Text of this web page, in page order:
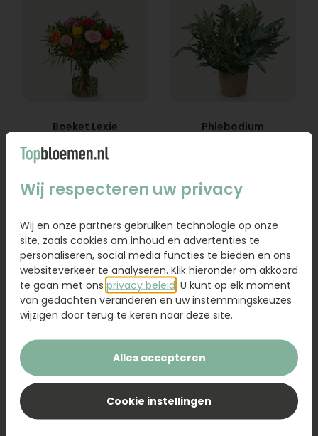
Boeket Lexie
Vanaf
Bestel
Phlebodium
Bestel
Boeket Raya Sanseveria
Wij respecteren uw privacy
Wij en onze partners gebruiken technologie op onze
site, zoals cookies om inhoud en advertenties te
personaliseren, social media functies te bieden en ons
websiteverkeer te analyseren. Klik hieronder om akkoord
te gaan met ons privacy beleid . U kunt op elk moment
van gedachten veranderen en uw instemmingskeuzes
wijzigen door terug te keren naar deze site.
Alles accepteren
Cookie instellingen